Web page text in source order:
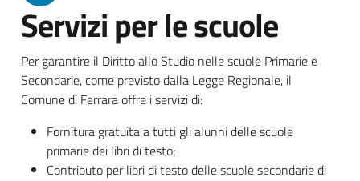
Servizi per le scuole
Per garantire il Diritto allo Studio nelle scuole Primarie e
Secondarie, come previsto dalla Legge Regionale, il
Comune di Ferrara offre i servizi di:
Fornitura gratuita a tutti gli alunni delle scuole
primarie dei libri di testo;
Contributo per libri di testo delle scuole secondarie di